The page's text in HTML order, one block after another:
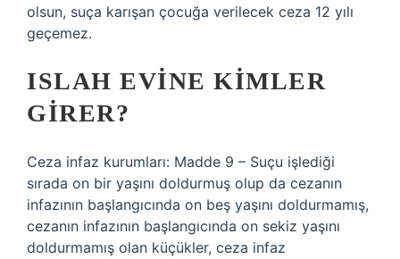
olsun, suça karışan çocuğa verilecek ceza 12 yılı
geçemez.
ISLAH EVINE KIMLER
GIRER?
Ceza infaz kurumları: Madde 9 – Suçu işlediği
sırada on bir yaşını doldurmuş olup da cezanın
infazının başlangıcında on beş yaşını doldurmamış,
cezanın infazının başlangıcında on sekiz yaşını
doldurmamış olan küçükler, ceza infaz